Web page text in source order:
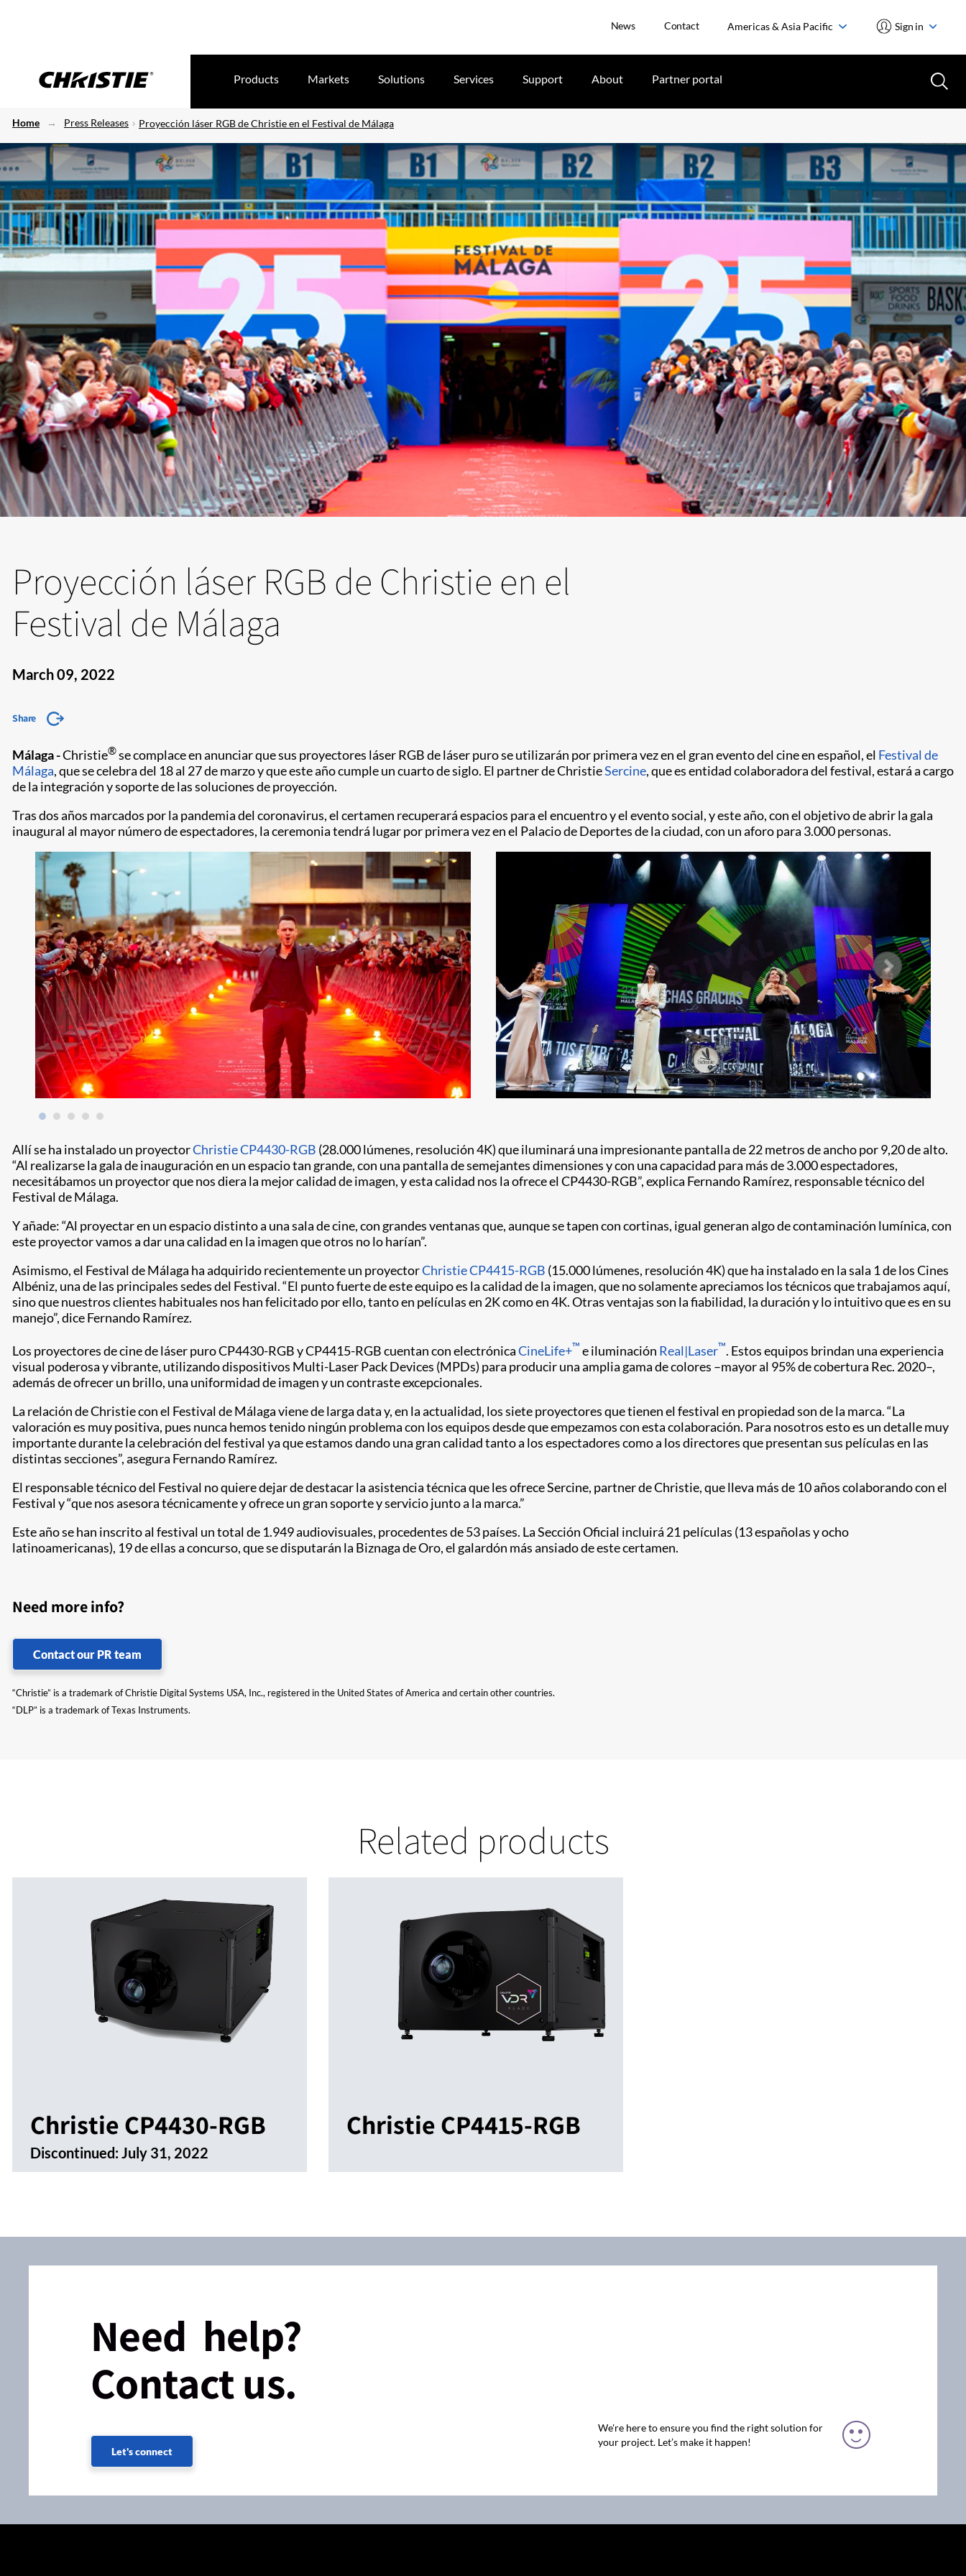
News Contact Americas & Asia Pacific Sign in
Products Markets Solutions Services Support About Partner portal
Home Press Releases Proyección láser RGB de Christie en el Festival de Málaga
Proyección láser RGB de Christie en el
Festival de Málaga
March 09, 2022
Share
Málaga -Christie®se complace en anunciar que sus proyectores láser RGB de láser puro se utilizarán por primera vez en el gran evento del cine en español, el Festival de
Málaga, que se celebra del 18 al 27 de marzo y que este año cumple un cuarto de siglo. El partner de ChristieSercine, que es entidad colaboradora del festival, estará a cargo
de la integración y soporte de las soluciones de proyección.
Tras dos años marcados por la pandemia del coronavirus, el certamen recuperará espacios para el encuentro y el evento social, y este año, con el objetivo de abrir la gala
inaugural al mayor número de espectadores, la ceremonia tendrá lugar por primera vez en el Palacio de Deportes de la ciudad, con un aforo para 3.000 personas.
Allí se ha instalado un proyectorChristie CP4430-RGB (28.000 lúmenes, resolución 4K) que iluminará una impresionante pantalla de 22 metros de ancho por 9,20 de alto.
“Al realizarse la gala de inauguración en un espacio tan grande, con una pantalla de semejantes dimensiones y con una capacidad para más de 3.000 espectadores,
necesitábamos un proyector que nos diera la mejor calidad de imagen, y esta calidad nos la ofrece el CP4430-RGB”, explica Fernando Ramírez, responsable técnico del
Festival de Málaga.
Y añade: “Al proyectar en un espacio distinto a una sala de cine, con grandes ventanas que, aunque se tapen con cortinas, igual generan algo de contaminación lumínica, con
este proyector vamos a dar una calidad en la imagen que otros no lo harían”.
Asimismo, el Festival de Málaga ha adquirido recientemente un proyectorChristie CP4415-RGB (15.000 lúmenes, resolución 4K) que ha instalado en la sala 1 de los Cines
Albéniz, una de las principales sedes del Festival. “El punto fuerte de este equipo es la calidad de la imagen, que no solamente apreciamos los técnicos que trabajamos aquí,
sino que nuestros clientes habituales nos han felicitado por ello, tanto en películas en 2K como en 4K. Otras ventajas son la fiabilidad, la duración y lo intuitivo que es en su
manejo”, dice Fernando Ramírez.
Los proyectores de cine de láser puro CP4430-RGB y CP4415-RGB cuentan con electrónicaCineLife+™ e iluminación Real|Laser™. Estos equipos brindan una experiencia
visual poderosa y vibrante, utilizando dispositivos Multi-Laser Pack Devices (MPDs) para producir una amplia gama de colores –mayor al 95% de cobertura Rec. 2020–,
además de ofrecer un brillo, una uniformidad de imagen y un contraste excepcionales.
La relación de Christie con el Festival de Málaga viene de larga data y, en la actualidad, los siete proyectores que tienen el festival en propiedad son de la marca. “La
valoración es muy positiva, pues nunca hemos tenido ningún problema con los equipos desde que empezamos con esta colaboración. Para nosotros esto es un detalle muy
importante durante la celebración del festival ya que estamos dando una gran calidad tanto a los espectadores como a los directores que presentan sus películas en las
distintas secciones”, asegura Fernando Ramírez.
El responsable técnico del Festival no quiere dejar de destacar la asistencia técnica que les ofrece Sercine, partner de Christie, que lleva más de 10 años colaborando con el
Festival y “que nos asesora técnicamente y ofrece un gran soporte y servicio junto a la marca.”
Este año se han inscrito al festival un total de 1.949 audiovisuales, procedentes de 53 países. La Sección Oficial incluirá 21 películas (13 españolas y ocho
latinoamericanas), 19 de ellas a concurso, que se disputarán la Biznaga de Oro, el galardón más ansiado de este certamen.
Need more info?
Contact our PR team
“Christie” is a trademark of Christie Digital Systems USA, Inc., registered in the United States of America and certain other countries.
“DLP” is a trademark of Texas Instruments.
Related products
Christie CP4430-RGB
Discontinued:July 31, 2022
Christie CP4415-RGB
Need help?
Contact us.
Let's connect
We're here to ensure you find the right solution for
your project. Let’s make it happen!